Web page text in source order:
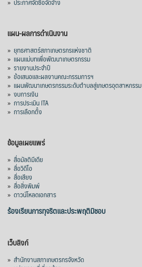
แผน-ผลการดำเนินงาน
» ยุทธศาสตร์สภาเกษตรกรแห่งชาติ
» แผนแม่บทเพื่อพัฒนาเกษตรกรรม
» รายงานประจำปี
» ข้อเสนอและผลงานคณะกรรมการฯ
» แผนพัฒนาเกษตรกรรมระดับตำบลสู่เกษตรอุตสาหกรรม
» งบการเงิน
» การประเมิน ITA
» การเลือกตั้ง
ข้อมูลเผยแพร่
» สื่อมัลติมีเดีย
» สื่อวิดีโอ
» สื่อเสียง
» สื่อสิ่งพิมพ์
» ดาวน์โหลดเอกสาร
ร้องเรียนการทุจริตและประพฤติมิชอบ
เว็บลิงก์
» สำนักงานสภาเกษตรกรจังหวัด